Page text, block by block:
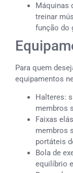
Máquinas
treinar
função do
Para quem
equipamentos
Halteres:
membros
Faixas
membros
portáteis
Bola de
equilíbrio